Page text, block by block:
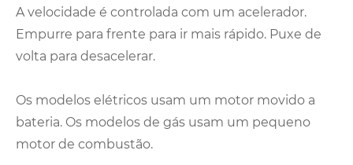
A velocidade é controlada com um acelerador.
Empurre para frente para ir mais rápido. Puxe de
volta para desacelerar.
Os modelos elétricos usam um motor movido a
bateria. Os modelos de gás usam um pequeno
motor de combustão.